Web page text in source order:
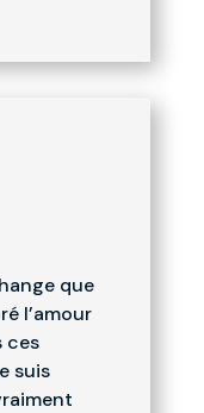
que
l’amour
ces
suis